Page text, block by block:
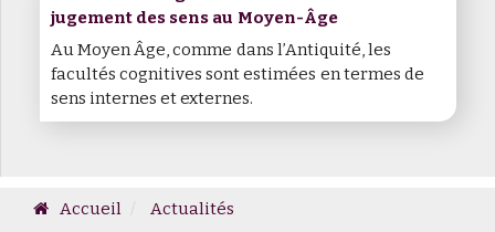
jugement des sens au Moyen-Âge
Au Moyen Âge, comme dans l’Antiquité, les
facultés cognitives sont estimées en termes de
sens internes et externes.
Accueil Actualités